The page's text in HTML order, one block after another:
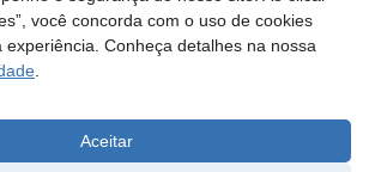
você concorda com o uso de cookies
experiência. Conheça detalhes na nossa
Aceitar
900 - Brasília/DF
ao Técnico:0800 016-1515